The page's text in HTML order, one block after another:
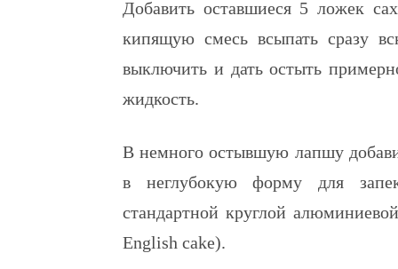
Добавить оставшиеся 5 ложек
кипящую смесь всыпать сразу
выключить и дать остыть
жидкость.
В немного остывшую лапшу
в неглубокую форму для
стандартной круглой
English cake).